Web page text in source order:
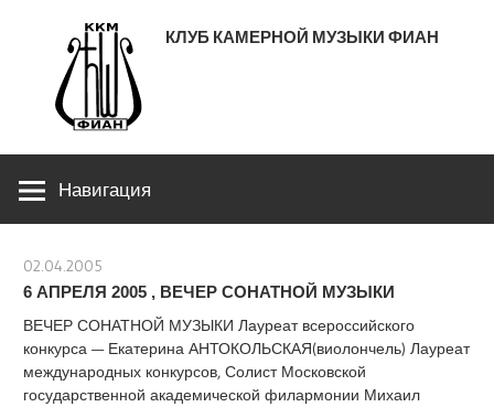
содержимому
КЛУБ КАМЕРНОЙ МУЗЫКИ ФИАН
ЛЕНИНСКИЙ ПРОСПЕКТ 53
Навигация
02.04.2005
6 АПРЕЛЯ 2005 , ВЕЧЕР СОНАТНОЙ МУЗЫКИ
ВЕЧЕР СОНАТНОЙ МУЗЫКИ Лауреат всероссийского
конкурса — Екатерина АНТОКОЛЬСКАЯ(виолончель) Лауреат
международных конкурсов, Солист Московской
государственной академической филармонии Михаил